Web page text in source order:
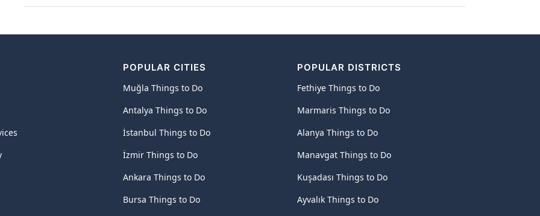
POPULAR CITIES
Muğla Things to Do
Antalya Things to Do
İstanbul Things to Do
İzmir Things to Do
Ankara Things to Do
Bursa Things to Do
POPULAR DISTRICTS
Fethiye Things to Do
Marmaris Things to Do
Alanya Things to Do
Manavgat Things to Do
Kuşadası Things to Do
Ayvalık Things to Do